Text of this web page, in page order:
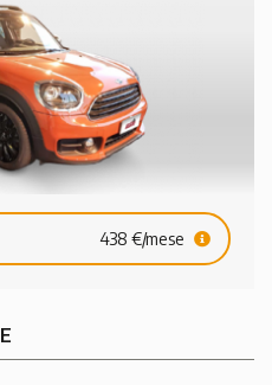
438 €/mese